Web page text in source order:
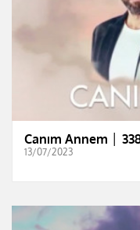
Canım Annem │
13/07/2023